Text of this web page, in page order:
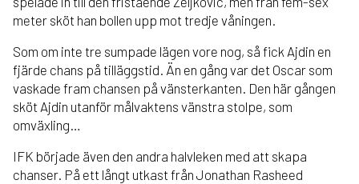
meter sköt han bollen upp mot tredje våningen.
Som om inte tre sumpade lägen vore nog, så fick Ajdin en
fjärde chans på tilläggstid. Än en gång var det Oscar som
vaskade fram chansen på vänsterkanten. Den här gången
sköt Ajdin utanför målvaktens vänstra stolpe, som
omväxling…
IFK började även den andra halvleken med att skapa
chanser. På ett långt utkast från Jonathan Rasheed